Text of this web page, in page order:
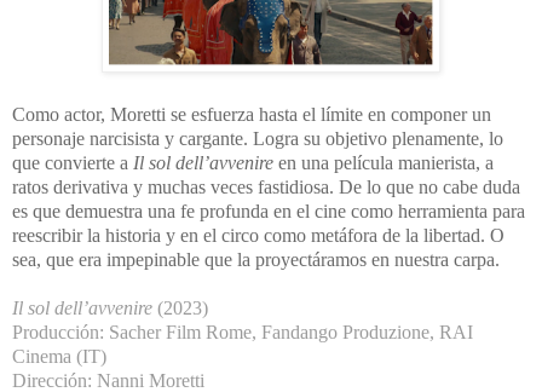
Como actor, Moretti se esfuerza hasta el límite en componer un
personaje narcisista y cargante. Logra su objetivo plenamente, lo
que convierte a Il sol dell’avvenire en una película manierista, a
ratos derivativa y muchas veces fastidiosa. De lo que no cabe duda
es que demuestra una fe profunda en el cine como herramienta para
reescribir la historia y en el circo como metáfora de la libertad. O
sea, que era impepinable que la proyectáramos en nuestra carpa.
Il sol dell’avvenire (2023)
Producción: Sacher Film Rome, Fandango Produzione, RAI
Cinema (IT)
Dirección: Nanni Moretti